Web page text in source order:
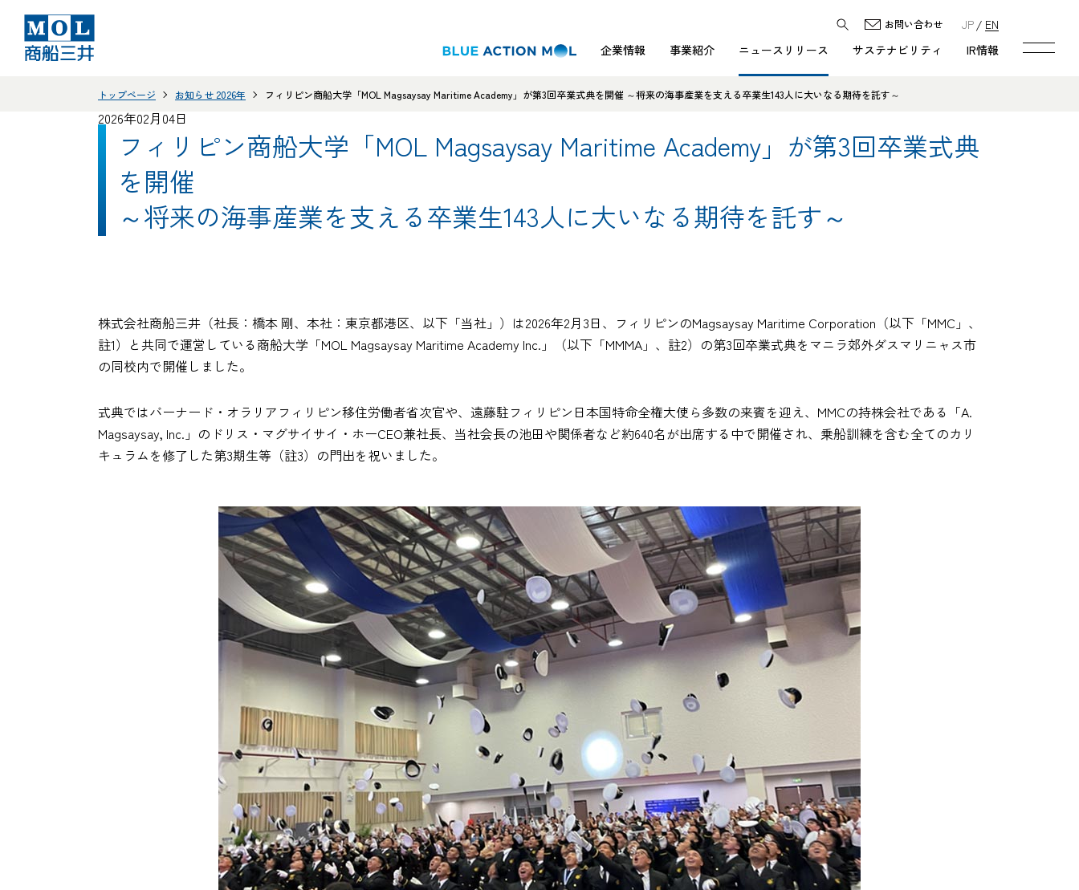
企業情報 事業紹介 ニュースリリース サステナビリティ IR情報
お問い合わせ JP EN
トップページ お知らせ 2026年 フィリピン商船大学「MOL Magsaysay Maritime Academy」が第3回卒業式典を開催 ～将来の海事産業を支える卒業生143人に大いなる期待を託す～
2026年02月04日
フィリピン商船大学「MOL Magsaysay Maritime Academy」が第3回卒業式典
を開催
～将来の海事産業を支える卒業生143人に大いなる期待を託す～
株式会社商船三井（社長：橋本 剛、本社：東京都港区、以下「当社」）は2026年2月3日、フィリピンのMagsaysay Maritime Corporation（以下「MMC」、
註1）と共同で運営している商船大学「MOL Magsaysay Maritime Academy Inc.」（以下「MMMA」、註2）の第3回卒業式典をマニラ郊外ダスマリニャス市
の同校内で開催しました。
式典ではバーナード・オラリアフィリピン移住労働者省次官や、遠藤駐フィリピン日本国特命全権大使ら多数の来賓を迎え、MMCの持株会社である「A.
Magsaysay, Inc.」のドリス・マグサイサイ・ホーCEO兼社長、当社会長の池田や関係者など約640名が出席する中で開催され、乗船訓練を含む全てのカリ
キュラムを修了した第3期生等（註3）の門出を祝いました。